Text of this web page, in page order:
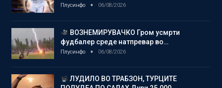
Плусинфо 06/08/2026
ВОЗНЕМИРУВАЧКО Гром усмрти
фудбалер среде натпревар во…
Плусинфо 06/08/2026
ЛУДИЛО ВО ТРАБЗОН, ТУРЦИТЕ